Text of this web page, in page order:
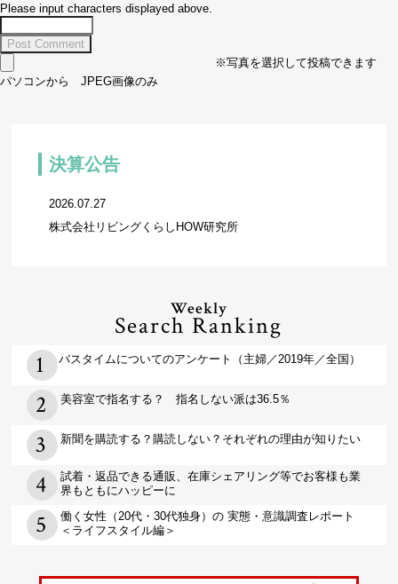
Please input characters displayed above.
※写真を選択して投稿できます
パソコンから JPEG画像のみ
決算公告
2026.07.27
株式会社リビングくらしHOW研究所
Weekly
Search Ranking
バスタイムについてのアンケート（主婦／2019年／全国）
美容室で指名する？ 指名しない派は36.5％
新聞を購読する？購読しない？それぞれの理由が知りたい
試着・返品できる通販、在庫シェアリング等でお客様も業
界もともにハッピーに
働く女性（20代・30代独身）の 実態・意識調査レポート
＜ライフスタイル編＞